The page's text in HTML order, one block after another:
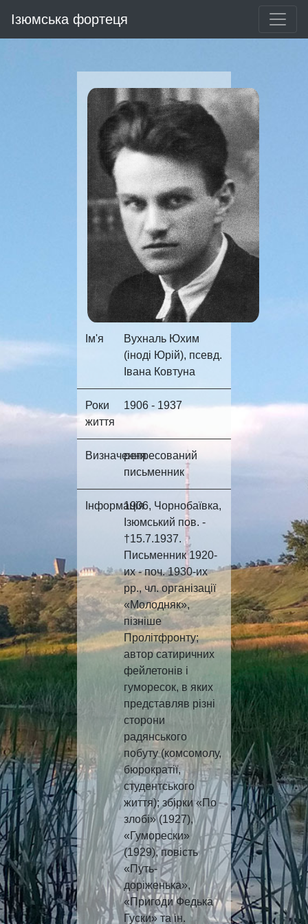
Ізюмська фортеця
Ім'я
Вухналь Юхим
(іноді Юрій), псевд.
Івана Ковтуна
Роки
життя
1906 - 1937
Визначеннярепресований
письменник
Інформація1906, Чорнобаївка,
Ізюмський пов. -
†15.7.1937.
Письменник 1920-
их - поч. 1930-их
pp., чл. організації
«Молодняк»,
пізніше
Пролітфронту;
автор сатиричних
фейлетонів і
гуморесок, в яких
представляв різні
сторони
радянського
побуту (комсомолу,
бюрократії,
студентського
життя); збірки «По
злобі» (1927),
«Гуморески»
(1929), повість
«Путь-
доріженька»,
«Пригоди Федька
Гуски» та ін.